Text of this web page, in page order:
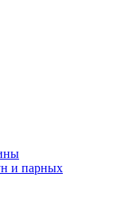
и парных